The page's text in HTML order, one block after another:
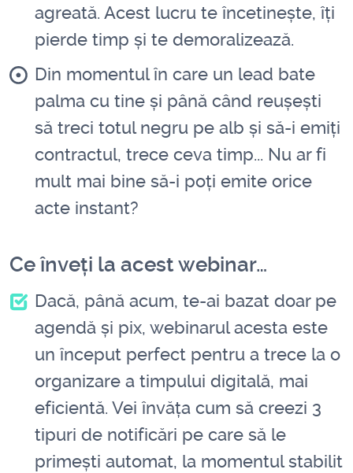
agreată. Acest lucru te încetinește, îți
pierde timp și te demoralizează.
Din momentul în care un lead bate
palma cu tine și până când reușești
să treci totul negru pe alb și să-i emiți
contractul, trece ceva timp... Nu ar fi
mult mai bine să-i poți emite orice
acte instant?
Ce înveți la acest webinar…
Dacă, până acum, te-ai bazat doar pe
agendă și pix, webinarul acesta este
un început perfect pentru a trece la o
organizare a timpului digitală, mai
eficientă. Vei învăța cum să creezi 3
tipuri de notificări pe care să le
primești automat, la momentul stabilit